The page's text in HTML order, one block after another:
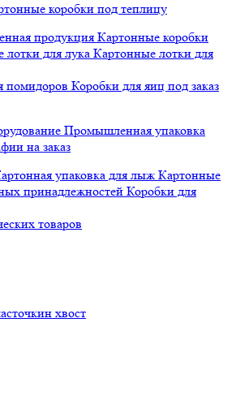
коробки под теплицу
продукция Картонные коробки
лотки для лука Картонные лотки для
помидоров Коробки для яиц под заказ
Промышленная упаковка
на заказ
упаковка для лыж Картонные
принадлежностей Коробки для
товаров
хвост